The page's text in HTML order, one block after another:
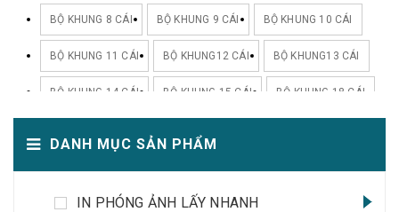
BỘ KHUNG 8 CÁI BỘ KHUNG 9 CÁI BỘ KHUNG 10 CÁI
BỘ KHUNG 11 CÁI BỘ KHUNG12 CÁI BỘ KHUNG13 CÁI
BỘ KHUNG 14 CÁI BỘ KHUNG 15 CÁI BỘ KHUNG 18 CÁI
DANH MỤC SẢN PHẨM
IN PHÓNG ẢNH LẤY NHANH